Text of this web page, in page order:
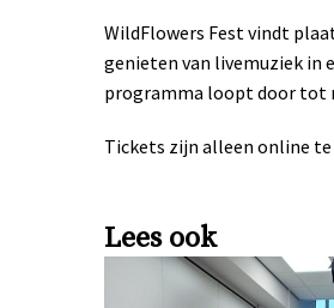
WildFlowers Fest vindt
genieten van livemuziek in
programma loopt door tot
Tickets zijn alleen online
Lees ook